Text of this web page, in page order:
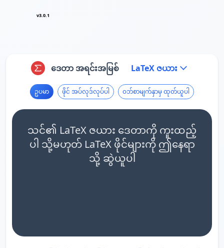
v3.0.1
ဒေတာ အရင်းအမြစ် LaTeX ဇယား
ဥပမာ ဖိုင် အပ်လုဒ်လုပ်ပါ ဝဘ်စာမျက်နှာမှ ထုတ်ယူပါ
သင်၏ LaTeX ဇယား ဒေတာကို ကူးထည့်
ပါ သို့မဟုတ် LaTeX ဖိုင်များကို ဤနေရာ
သို့ ဆွဲယူပါ